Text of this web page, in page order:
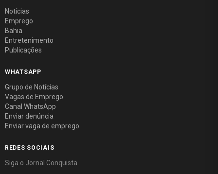
Notícias
Emprego
Bahia
Entretenimento
Publicações
WHATSAPP
Grupo de Notícias
Vagas de Emprego
Canal WhatsApp
Enviar denúncia
Enviar vaga de emprego
REDES SOCIAIS
Siga o Jornal Conquista